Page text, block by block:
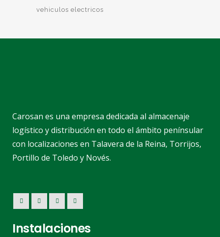
vehiculos electricos
Carosan es una empresa dedicada al almacenaje
logístico y distribución en todo el ámbito penínsular
con localizaciones en Talavera de la Reina, Torrijos,
Portillo de Toledo y Novés.
Instalaciones